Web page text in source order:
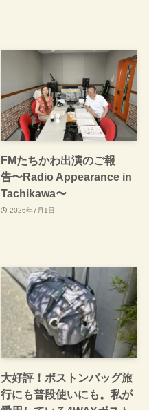
FMたちかわ出演のご報
告〜Radio Appearance in
Tachikawa〜
2026年7月1日
大好評！ボストンバッグ旅
行にも普段使いにも。私が